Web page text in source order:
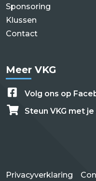
Sponsoring
Klussen
Contact
Meer VKG
Volg ons op
Steun VKG met
Privacyverklaring